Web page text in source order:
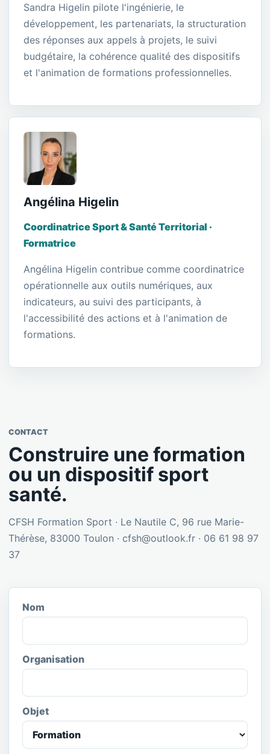
Sandra Higelin pilote l'ingénierie, le
développement, les partenariats, la structuration
des réponses aux appels à projets, le suivi
budgétaire, la cohérence qualité des dispositifs
et l'animation de formations professionnelles.
Angélina Higelin
Coordinatrice Sport & Santé Territorial ·
Formatrice
Angélina Higelin contribue comme coordinatrice
opérationnelle aux outils numériques, aux
indicateurs, au suivi des participants, à
l'accessibilité des actions et à l'animation de
formations.
CONTACT
Construire une formation
ou un dispositif sport
santé.
CFSH Formation Sport · Le Nautile C, 96 rue Marie-
Thérèse, 83000 Toulon · cfsh@outlook.fr · 06 61 98 97
37
Nom
Organisation
Objet